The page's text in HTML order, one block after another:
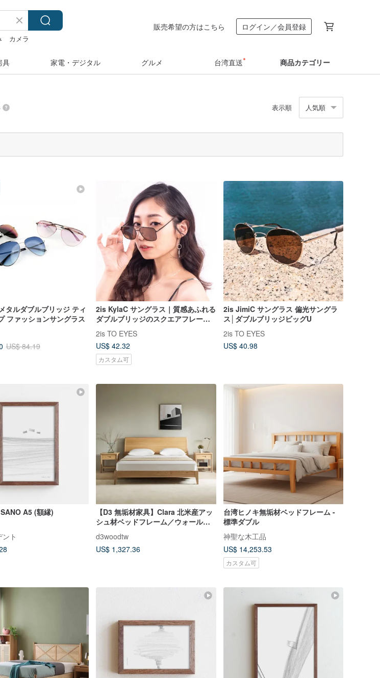
カメラ
販売希望の方はこちら ログイン／会員登録
具 家電・デジタル グルメ 台湾直送 商品カテゴリー
表示順 人気順
タルダブルブリッジ ティ
ファッションサングラス
US$ 84.19
2is KylaC サングラス｜質感あふれる
ダブルブリッジのスクエアフレーム
2is TO EYES
US$ 42.32
カスタム可
2is JimiC サングラス 偏光サングラ
ス│ダブルブリッジビッグU
2is TO EYES
US$ 40.98
A5 (額縁)
ト
【D3 無垢材家具】Clara 北米産アッ
シュ材ベッドフレーム／ウォールナ
ド
d3woodtw
US$ 1,327.36
台湾ヒノキ無垢材ベッドフレーム -
標準ダブル
神聖な木工品
US$ 14,253.53
カスタム可